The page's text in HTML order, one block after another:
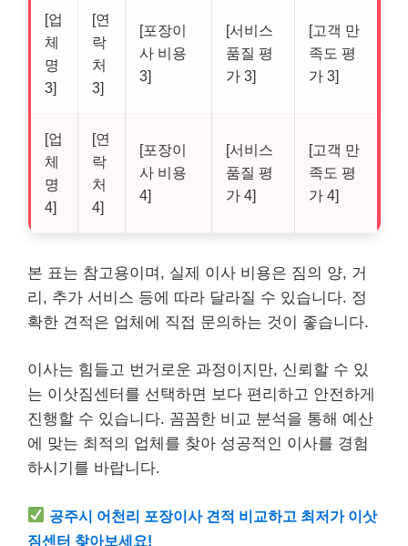
[업
체
명
3]
[연
락
처
3]
[포장이
사 비용
3]
[서비스
품질 평
가 3]
[고객 만
족도 평
가 3]
[업
체
명
4]
[연
락
처
4]
[포장이
사 비용
4]
[서비스
품질 평
가 4]
[고객 만
족도 평
가 4]
본 표는 참고용이며, 실제 이사 비용은 짐의 양, 거
리, 추가 서비스 등에 따라 달라질 수 있습니다. 정
확한 견적은 업체에 직접 문의하는 것이 좋습니다.
이사는 힘들고 번거로운 과정이지만, 신뢰할 수 있
는 이삿짐센터를 선택하면 보다 편리하고 안전하게
진행할 수 있습니다. 꼼꼼한 비교 분석을 통해 예산
에 맞는 최적의 업체를 찾아 성공적인 이사를 경험
하시기를 바랍니다.
공주시 어천리 포장이사 견적 비교하고 최저가 이삿
짐센터 찾아보세요!